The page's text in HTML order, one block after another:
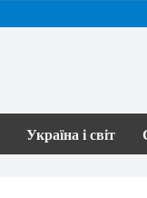
Україна і світ